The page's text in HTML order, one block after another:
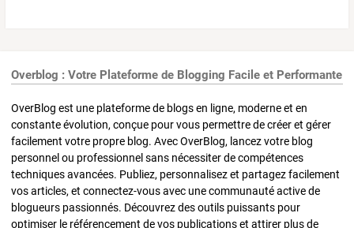
Overblog : Votre Plateforme de Blogging Facile et Performante
OverBlog est une plateforme de blogs en ligne, moderne et en
constante évolution, conçue pour vous permettre de créer et gérer
facilement votre propre blog. Avec OverBlog, lancez votre blog
personnel ou professionnel sans nécessiter de compétences
techniques avancées. Publiez, personnalisez et partagez facilement
vos articles, et connectez-vous avec une communauté active de
blogueurs passionnés. Découvrez des outils puissants pour
optimiser le référencement de vos publications et attirer plus de